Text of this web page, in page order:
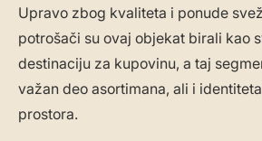
Upravo zbog kvaliteta i ponude
potrošači su ovaj objekat birali kao
destinaciju za kupovinu, a taj
važan deo asortimana, ali i
prostora.